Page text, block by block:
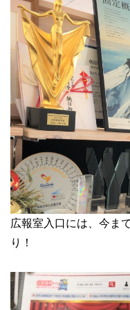
広報室入口には、今ま
り！